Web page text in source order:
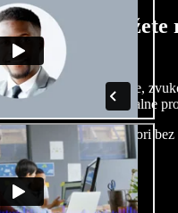
što
dodajte besplatne slike,
sjajne audio-vizualne
u pregledniku, autori